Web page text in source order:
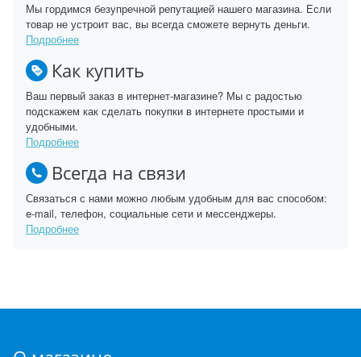
Мы гордимся безупречной репутацией нашего магазина. Если
товар не устроит вас, вы всегда сможете вернуть деньги.
Подробнее
Как купить
Ваш первый заказ в интернет-магазине? Мы с радостью
подскажем как сделать покупки в интернете простыми и
удобными.
Подробнее
Всегда на связи
Связаться с нами можно любым удобным для вас способом:
e-mail, телефон, социальные сети и мессенджеры.
Подробнее